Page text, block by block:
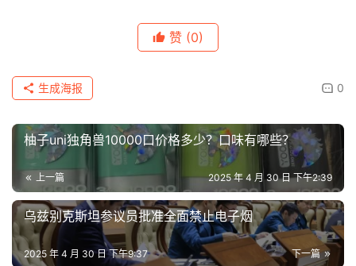
赞 (0)
0
生成海报
柚子uni独角兽10000口价格多少？口味有哪些？
上一篇 2025 年 4 月 30 日 下午2:39
乌兹别克斯坦参议员批准全面禁止电子烟
下一篇
2025 年 4 月 30 日 下午9:37